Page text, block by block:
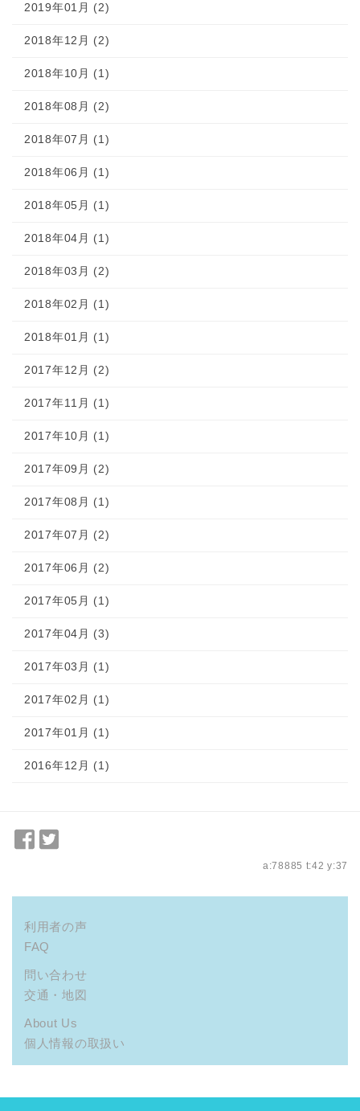
2019年01月 (2)
2018年12月 (2)
2018年10月 (1)
2018年08月 (2)
2018年07月 (1)
2018年06月 (1)
2018年05月 (1)
2018年04月 (1)
2018年03月 (2)
2018年02月 (1)
2018年01月 (1)
2017年12月 (2)
2017年11月 (1)
2017年10月 (1)
2017年09月 (2)
2017年08月 (1)
2017年07月 (2)
2017年06月 (2)
2017年05月 (1)
2017年04月 (3)
2017年03月 (1)
2017年02月 (1)
2017年01月 (1)
2016年12月 (1)
Facebook
ェ
ェ
a:78885 t:42 y:37
利用者の声
FAQ
問い合わせ
交通・地図
About Us
個人情報の取扱い